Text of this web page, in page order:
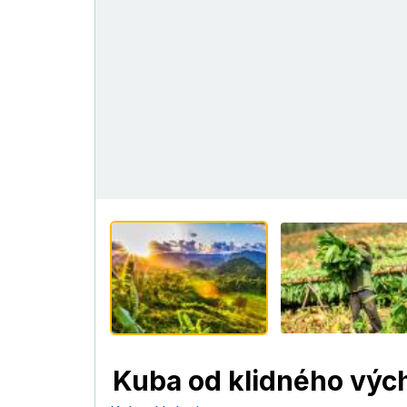
Kuba od klidného